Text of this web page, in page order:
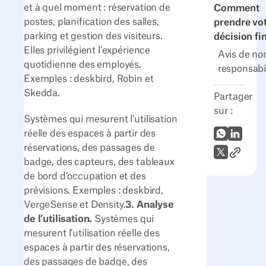
Comment
prendre
décision
Avis de
Partager
sur :
WhatsApp
X (Twitter)
Lien
et à quel moment : réservation de
postes, planification des salles,
parking et gestion des visiteurs.
Elles privilégient l’expérience
quotidienne des employés.
Exemples : deskbird, Robin et
Skedda.
Systèmes qui mesurent l’utilisation
réelle des espaces à partir des
réservations, des passages de
badge, des capteurs, des tableaux
de bord d’occupation et des
prévisions. Exemples : deskbird,
VergeSense et Density.3. Analyse
de l’utilisation. Systèmes qui
mesurent l’utilisation réelle des
espaces à partir des réservations,
des passages de badge, des